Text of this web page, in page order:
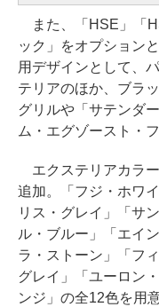
また、「HSE」「
ック」をオプション
用デザインとして、
テリアのほか、ブラ
グリルや「サテンダ
ム・エグゾースト・
エクステリアカラ
追加。「フジ・ホワ
リス・グレイ」「サ
ル・ブルー」「エイ
ラ・ストーン」「フ
グレイ」「ユーロン
ンジ」の全12色を用